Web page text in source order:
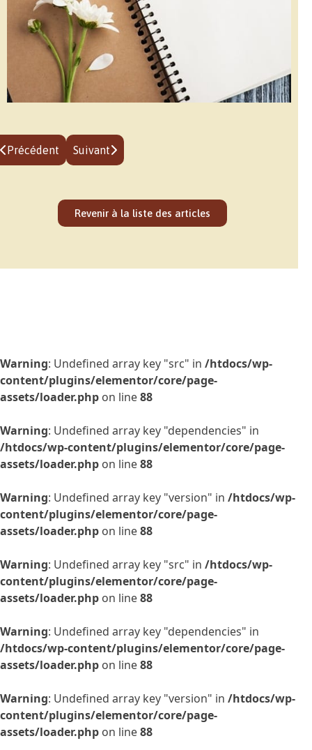
Précédent Suivant
Revenir à la liste des articles
Warning: Undefined array key "src" in /htdocs/wp-
content/plugins/elementor/core/page-
assets/loader.php on line88
Warning: Undefined array key "dependencies" in
/htdocs/wp-content/plugins/elementor/core/page-
assets/loader.php on line88
Warning: Undefined array key "version" in /htdocs/wp-
content/plugins/elementor/core/page-
assets/loader.php on line88
Warning: Undefined array key "src" in /htdocs/wp-
content/plugins/elementor/core/page-
assets/loader.php on line88
Warning: Undefined array key "dependencies" in
/htdocs/wp-content/plugins/elementor/core/page-
assets/loader.php on line88
Warning: Undefined array key "version" in /htdocs/wp-
content/plugins/elementor/core/page-
assets/loader.php on line88